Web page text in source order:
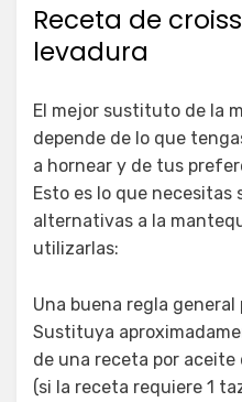
Receta de
levadura
El mejor sustituto de la
depende de lo que
a hornear y de tus
Esto es lo que necesitas
alternativas a la
utilizarlas:
Una buena regla
Sustituya
de una receta por aceite
(si la receta requiere 1